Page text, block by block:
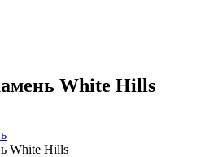
White Hills
White Hills